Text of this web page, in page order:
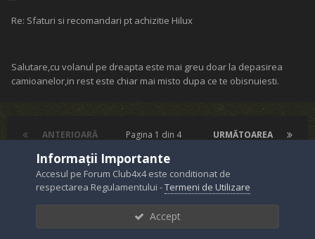
Re: Sfaturi si recomandari pt achizitie Hilux
Salutare,cu volanul pe dreapta este mai greu doar la depasirea
camioanelor,in rest este chiar mai misto dupa ce te obisnuiesti.
ANTERIOARĂ URMĂTOAREA
Pagina 1 din 4
Partajează
Urmăritori
Informații Importante
Accesul pe Forum Club4x4 este conditionat de
respectarea Regulamentului -Termeni de Utilizare
Accept